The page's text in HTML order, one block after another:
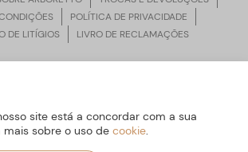
POLÍTICA DE PRIVACIDADE
DE LITÍGIOS
LIVRO DE RECLAMAÇÕES
os Direitos Reservados | Desenvolvido por
site está a concordar com a sua
mais sobre o uso de cookie.